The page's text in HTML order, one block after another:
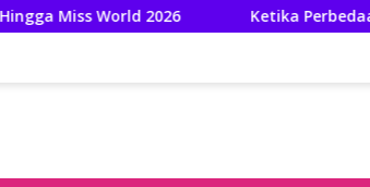
2026 Ketika Perbedaan Bahasa